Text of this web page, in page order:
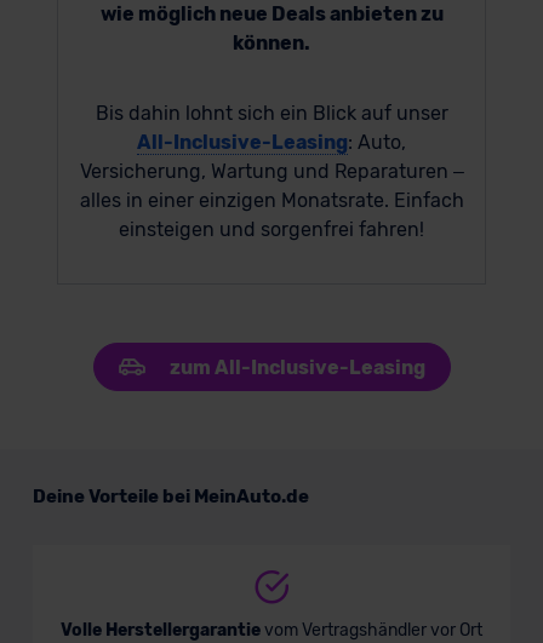
wie möglich neue Deals anbieten zu
können.
Bis dahin lohnt sich ein Blick auf unser
All-Inclusive-Leasing: Auto,
Versicherung, Wartung und Reparaturen –
alles in einer einzigen Monatsrate. Einfach
einsteigen und sorgenfrei fahren!
zum All-Inclusive-Leasing
Deine Vorteile bei MeinAuto.de
Volle Herstellergarantievom Vertragshändler vor Ort